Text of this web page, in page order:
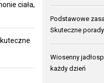
ciała,
Podstawowe
Skuteczne
Wiosenny
każdy dzień